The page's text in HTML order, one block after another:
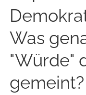
Was
"Würde"